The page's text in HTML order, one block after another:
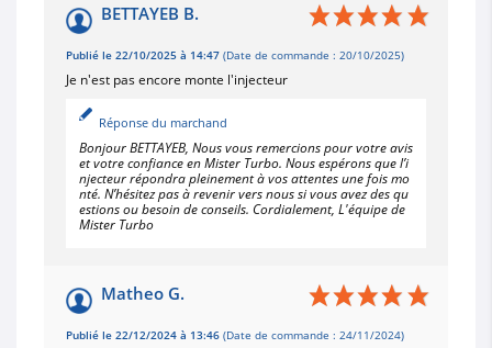
BETTAYEB B.
Publié le 22/10/2025 à 14:47 (Date de commande : 20/10/2025)
Je n'est pas encore monte l'injecteur
Réponse du marchand
Bonjour BETTAYEB, Nous vous remercions pour votre avis
et votre confiance en Mister Turbo. Nous espérons que l’i
njecteur répondra pleinement à vos attentes une fois mo
nté. N’hésitez pas à revenir vers nous si vous avez des qu
estions ou besoin de conseils. Cordialement, L'équipe de
Mister Turbo
Matheo G.
Publié le 22/12/2024 à 13:46 (Date de commande : 24/11/2024)